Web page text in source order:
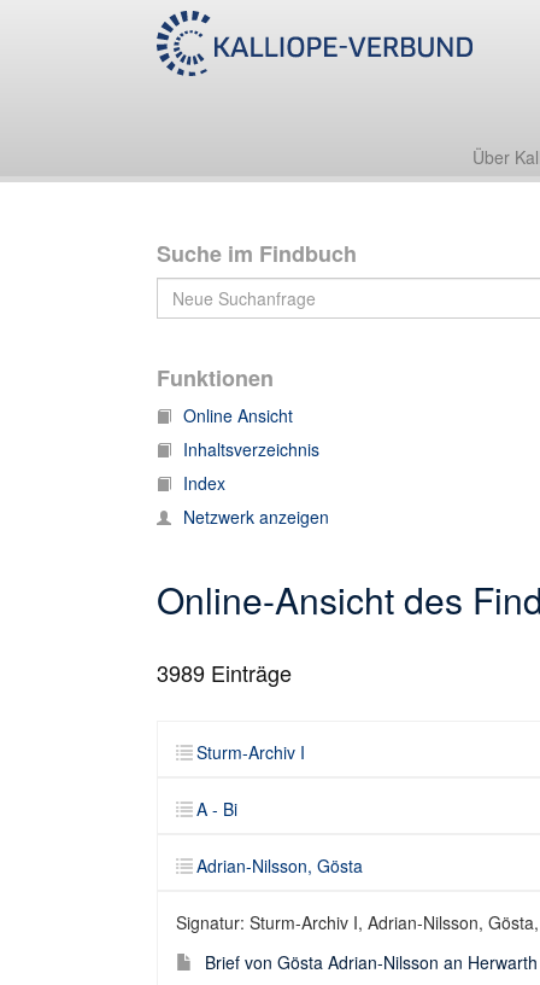
Über
Suche im Findbuch
Funktionen
Online Ansicht
Inhaltsverzeichnis
Index
Netzwerk anzeigen
Online-Ansicht des
3989 Einträge
Sturm-Archiv I
A - Bi
Sturm-Archiv I
A - Bi
Adrian-Nilsson, Gösta
Signatur: Sturm-Archiv I, Adrian-Nilsson,
Brief von Gösta Adrian-Nilsson an